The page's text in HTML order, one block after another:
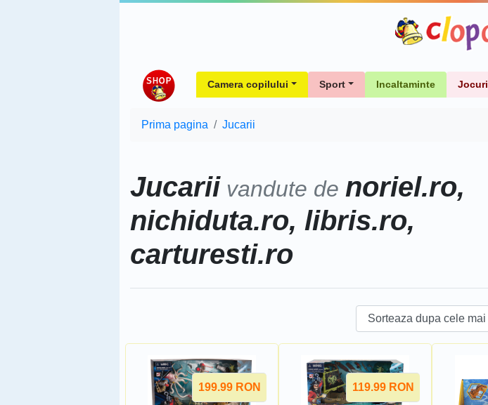
Camera copilului Sport Incaltaminte Jocuri
Prima pagina Jucarii
Jucarii vandute de noriel.ro,
nichiduta.ro, libris.ro,
carturesti.ro
199.99 RON 119.99 RON